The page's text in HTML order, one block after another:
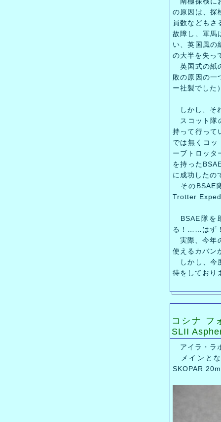
の原因は、探
員数などもさ
故障し、軍馬
い、英国風の
の大半を失っ
英国式の紙
敗の原因の一
ー社製でした
しかし、そ
スコット隊
持って行って
では無くコ
ーブトロッタ
を持った
に成功したの
そのBSAE
Trotter
BSAE隊を
る！……はず
実際、今年
使えるカバン
しかし、今
待をしており
コシナ フ
SLII
アイラ・ラ
メインとな
SKOPAR